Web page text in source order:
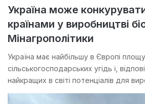
Україна може
країнами у виробництві
Мінагрополітики
Україна має найбільшу в Європі площу
сільськогосподарських угідь і,
найкращих в світі потенціалів для